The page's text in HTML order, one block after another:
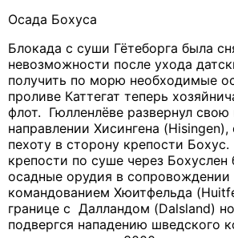
Осада Бохуса
Блокада с суши Гётеборга была
невозможности после ухода
получить по морю необходимые
проливе Каттегат теперь
флот. Гюлленлёве развернул
направлении Хисингена (Hisingen),
пехоту в сторону крепости
крепости по суше через
осадные орудия в сопровождении
командованием Хюитфельда
границе с Далландом (Dalsland)
подвергся нападению шведского